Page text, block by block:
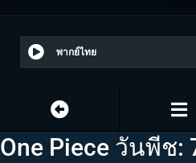
พากย์ไทย
One Piece วันพีช: